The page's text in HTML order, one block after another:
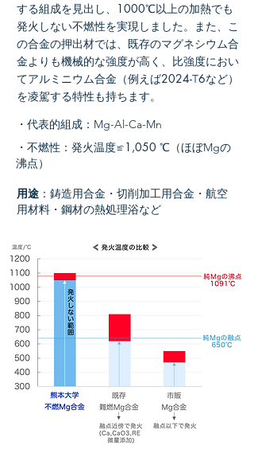
する組成を見出し、
1000℃以上の加熱でも
発火しない不燃性を実現しました。また、こ
の合金の押出材では、既存のマグネシウム合
金よりも機械的な強度が高く、比強度におい
てアルミニウム合金（例えば2024-T6など）
を凌駕する特性も持ちます。
・代表的組成： Mg-Al-Ca-Mn
用途 ：鋳造用合金・切削加工用合金・航空
用材料・鋼材の熱処理浴など
・不燃性：発火温度≌1,050 ℃（ほぼMgの
沸点）